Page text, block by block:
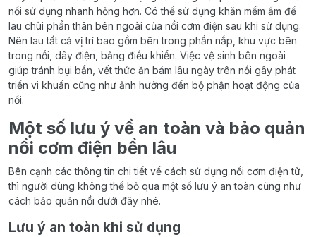
nồi sử dụng nhanh hỏng hơn. Có thể sử dụng khăn mềm ẩm để
lau chùi phần thân bên ngoài của nồi cơm điện sau khi sử dụng.
Nên lau tất cả vị trí bao gồm bên trong phần nắp, khu vực bên
trong nồi, dây điện, bảng điều khiển. Việc vệ sinh bên ngoài
giúp tránh bụi bẩn, vết thức ăn bám lâu ngày trên nồi gây phát
triển vi khuẩn cũng như ảnh hưởng đến bộ phận hoạt động của
nồi.
Một số lưu ý về an toàn và bảo quản
nồi cơm điện bền lâu
Bên cạnh các thông tin chi tiết về cách sử dụng nồi cơm điện tử,
thì người dùng không thể bỏ qua một số lưu ý an toàn cũng như
cách bảo quản nồi dưới đây nhé.
Lưu ý an toàn khi sử dụng